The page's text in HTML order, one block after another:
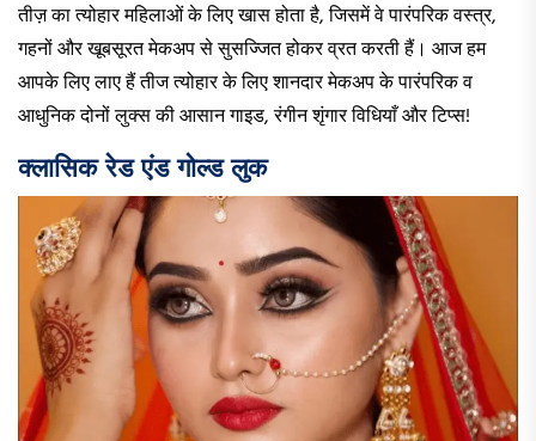
तीज़ का त्योहार महिलाओं के लिए खास होता है, जिसमें वे पारंपरिक वस्त्र,
गहनों और खूबसूरत मेकअप से सुसज्जित होकर व्रत करती हैं। आज हम
आपके लिए लाए हैं तीज त्योहार के लिए शानदार मेकअप के पारंपरिक व
आधुनिक दोनों लुक्स की आसान गाइड, रंगीन शृंगार विधियाँ और टिप्स!
क्लासिक रेड एंड गोल्ड लुक